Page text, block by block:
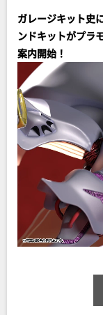
ガレージキット史
ンドキットがプラ
案内開始！